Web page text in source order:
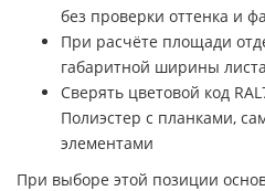
без проверки оттенка и
При расчёте площади
габаритной ширины листа
Сверять цветовой код
Полиэстер с планками,
элементами
При выборе этой позиции